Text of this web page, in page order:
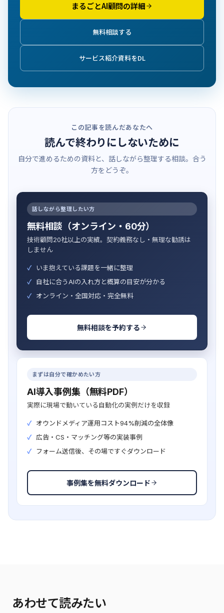
まるごとAI顧問の詳細
無料相談する
サービス紹介資料をDL
この記事を読んだあなたへ
読んで終わりにしないために
自分で進めるための資料と、話しながら整理する相談。合う
方をどうぞ。
話しながら整理したい方
無料相談（オンライン・60分）
技術顧問20社以上の実績。契約義務なし・無理な勧誘は
しません
いま抱えている課題を一緒に整理
自社に合うAIの入れ方と概算の目安が分かる
オンライン・全国対応・完全無料
無料相談を予約する
まずは自分で確かめたい方
AI導入事例集（無料PDF）
実際に現場で動いている自動化の実例だけを収録
オウンドメディア運用コスト94%削減の全体像
広告・CS・マッチング等の実装事例
フォーム送信後、その場ですぐダウンロード
事例集を無料ダウンロード
あわせて読みたい